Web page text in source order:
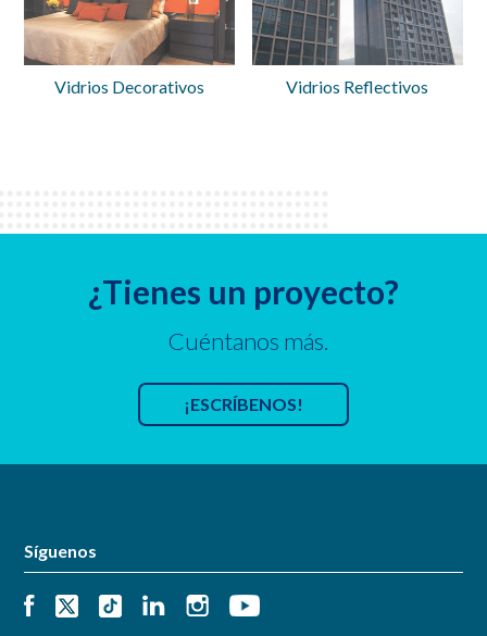
Vidrios Decorativos Vidrios Reflectivos
¿Tienes un proyecto?
Cuéntanos más.
¡ESCRÍBENOS!
Síguenos